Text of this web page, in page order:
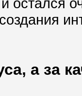
а за